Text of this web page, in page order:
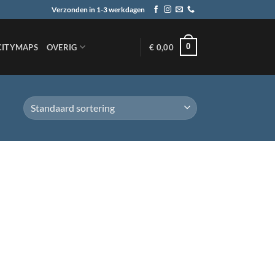
Verzonden in 1-3 werkdagen
OVERIG € 0,00 0